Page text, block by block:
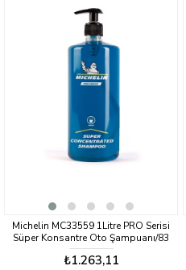
Michelin MC33559 1Litre PRO Serisi
Süper Konsantre Oto Şampuanı/83
Yıkama
₺1.263,11